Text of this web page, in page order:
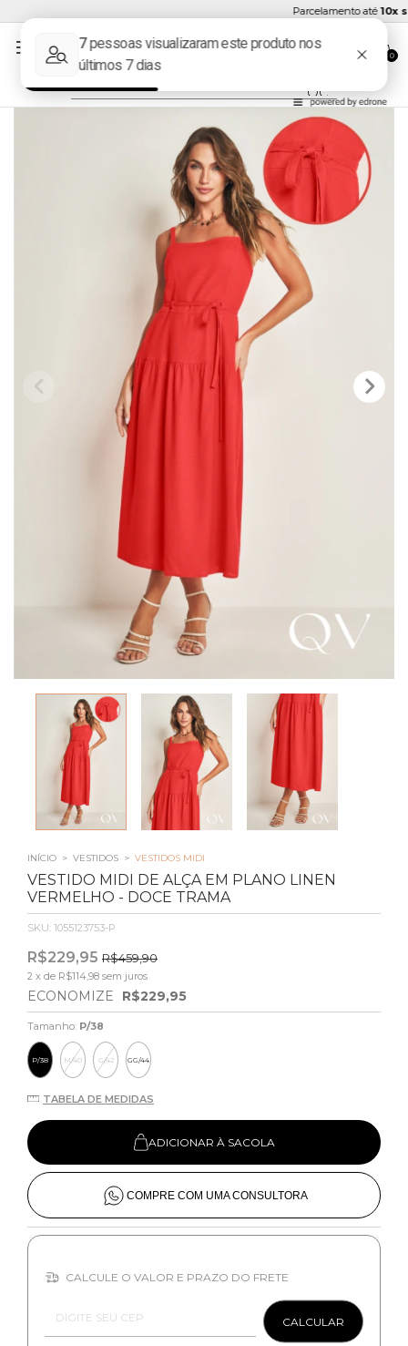
Parcelamento até10x
0
INÍCIO > VESTIDOS > VESTIDOS MIDI
VESTIDO MIDI DE ALÇA EM PLANO LINEN
VERMELHO - DOCE TRAMA
SKU: 1055123753-P
R$229,95 R$459,90
2 x de R$114,98 sem juros
ECONOMIZE R$229,95
Tamanho: P/38
P/38 M/40 G/42 GG/44
TABELA DE MEDIDAS
ADICIONAR À SACOLA
COMPRE COM UMA CONSULTORA
CALCULE O VALOR E PRAZO DO FRETE
CALCULAR